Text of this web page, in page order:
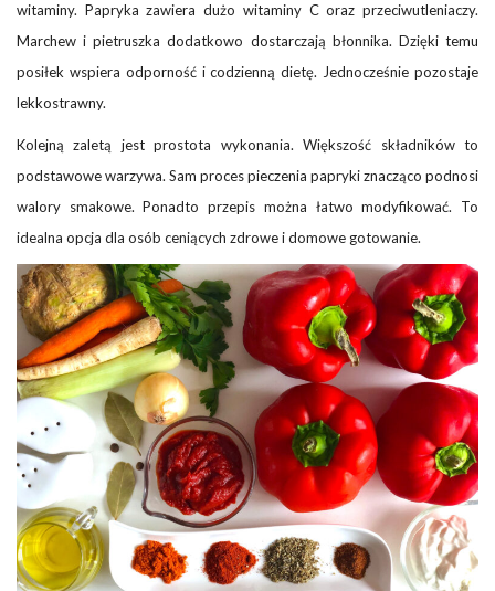
witaminy. Papryka zawiera dużo witaminy C oraz przeciwutleniaczy.
Marchew i pietruszka dodatkowo dostarczają błonnika. Dzięki temu
posiłek wspiera odporność i codzienną dietę. Jednocześnie pozostaje
lekkostrawny.
Kolejną zaletą jest prostota wykonania. Większość składników to
podstawowe warzywa. Sam proces pieczenia papryki znacząco podnosi
walory smakowe. Ponadto przepis można łatwo modyfikować. To
idealna opcja dla osób ceniących zdrowe i domowe gotowanie.